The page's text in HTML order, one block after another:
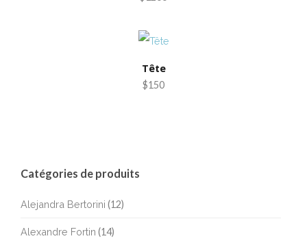
Tête
$150
Catégories de produits
Alejandra Bertorini (12)
Alexandre Fortin (14)